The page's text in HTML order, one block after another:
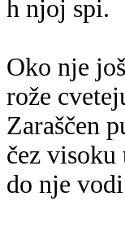
h njoj spi.
Oko nje još
rože
Zaraščen
čez visoku
do nje